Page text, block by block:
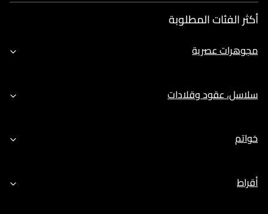
أكثر الفئات المطلوبة
مجوهرات عصرية
سلاسل، عقود وقلادات
خواتم
أقراط